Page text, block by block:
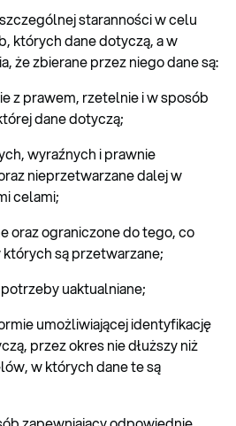
staranności w celu
których dane dotyczą, a w
że zbierane przez niego dane są:
z prawem, rzetelnie i w sposób
dane dotyczą;
wyraźnych i prawnie
nieprzetwarzane dalej w
celami;
oraz ograniczone do tego, co
są przetwarzane;
uaktualniane;
umożliwiającej identyfikację
przez okres nie dłuższy niż
w których dane te są